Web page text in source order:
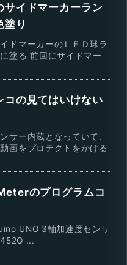
サイドマーカーラン
塗り
ドマーカーのＬＥＤ球ラ
塗る 前回にサイドマー
コの見てはいけない
サー内蔵となっていて、
画をプロテクトをかける
のプログラムコ
UNO 3軸加速度センサ
...